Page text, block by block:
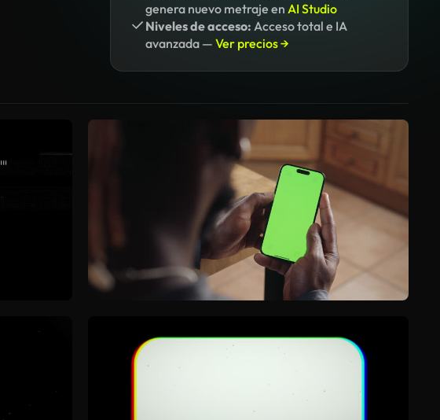
genera nuevo metraje en AI Studio
Niveles de acceso: Acceso total e IA
avanzada — Ver precios →